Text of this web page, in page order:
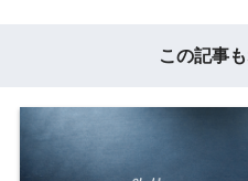
この記事